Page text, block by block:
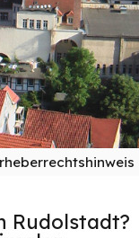
Rudolstadt?